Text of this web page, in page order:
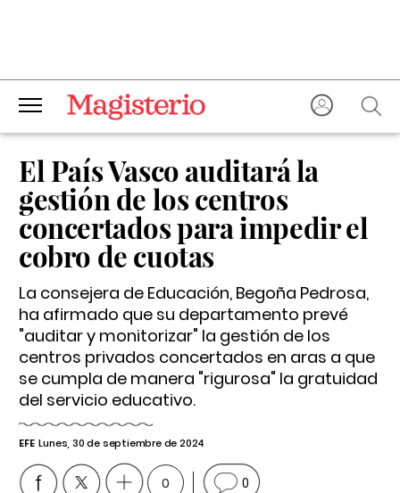
El País Vasco auditará la
gestión de los centros
concertados para impedir el
cobro de cuotas
La consejera de Educación, Begoña Pedrosa,
ha afirmado que su departamento prevé
"auditar y monitorizar" la gestión de los
centros privados concertados en aras a que
se cumpla de manera "rigurosa" la gratuidad
del servicio educativo.
EFE Lunes, 30 de septiembre de 2024
0 0